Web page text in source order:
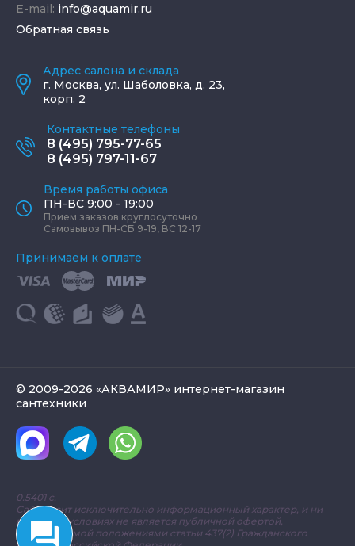
E-mail: info@aquamir.ru
Обратная связь
Адрес салона и склада
г. Москва, ул. Шаболовка, д. 23,
корп. 2
Контактные телефоны
8 (495) 795-77-65
8 (495) 797-11-67
Время работы офиса
ПН-ВС 9:00 - 19:00
Прием заказов круглосуточно
Самовывоз ПН-СБ 9-19, ВС 12-17
Принимаем к оплате
© 2009-2026 «АКВАМИР» интернет-магазин
сантехники
0.5401 с.
Сайт носит исключительно информационный характер, и ни
при каких условиях не является публичной офертой,
определяемой положениями статьи 437(2) Гражданского